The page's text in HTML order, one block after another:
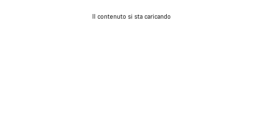
Il contenuto si sta caricando